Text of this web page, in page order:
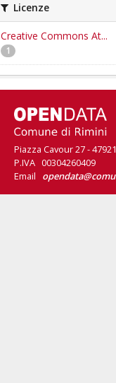
Licenze
Creative Commons At...
1
Piazza Cavour 27 -
P.IVA 00304260409
Email